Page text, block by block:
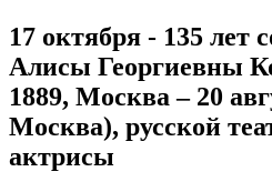
17 октября - 135 лет
Алисы Георгиевны
1889, Москва – 20
Москва), русской
актрисы